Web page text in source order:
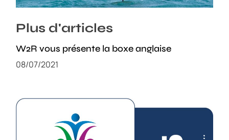
Plus d'articles
W2R vous présente la boxe anglaise
08/07/2021